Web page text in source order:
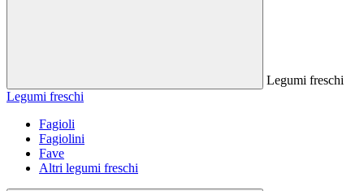
Legumi freschi
Legumi freschi
Fagioli
Fagiolini
Fave
Altri legumi freschi